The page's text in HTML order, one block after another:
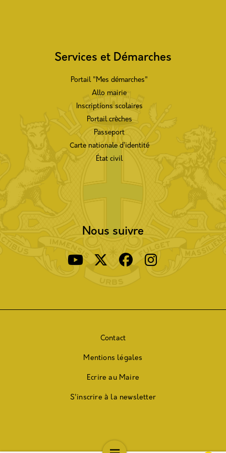
Services et Démarches
Portail "Mes démarches"
Allo mairie
Inscriptions scolaires
Portail crèches
Passeport
Carte nationale d’identité
État civil
Nous suivre
Contact
Mentions légales
Ecrire au Maire
S'inscrire à la newsletter